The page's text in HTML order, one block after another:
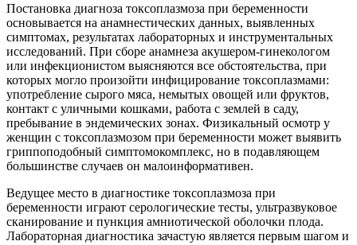
Постановка диагноза токсоплазмоза при беременности
основывается на анамнестических данных, выявленных
симптомах, результатах лабораторных и инструментальных
исследований. При сборе анамнеза акушером-гинекологом
или инфекционистом выясняются все обстоятельства, при
которых могло произойти инфицирование токсоплазмами:
употребление сырого мяса, немытых овощей или фруктов,
контакт с уличными кошками, работа с землей в саду,
пребывание в эндемических зонах. Физикальный осмотр у
женщин с токсоплазмозом при беременности может выявить
гриппоподобный симптомокомплекс, но в подавляющем
большинстве случаев он малоинформативен.
Ведущее место в диагностике токсоплазмоза при
беременности играют серологические тесты, ультразвуковое
сканирование и пункция амниотической оболочки плода.
Лабораторная диагностика зачастую является первым шагом и